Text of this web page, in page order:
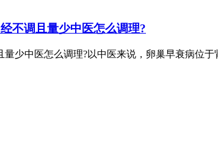
不调且量少中医怎么调理?
少中医怎么调理?以中医来说，卵巢早衰病位